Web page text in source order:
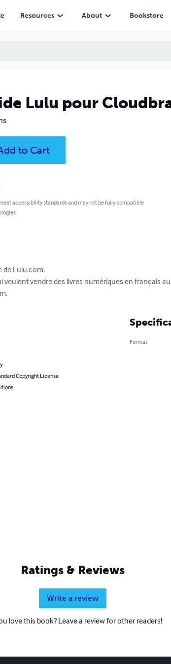
Resources About Bookstore
Lulu pour
to Cart
accessibility standards and may not be fully compatible
de Lulu.com.
veulent vendre des livres numériques en français
Copyright License
Format
Ratings & Reviews
Write a review
love this book? Leave a review for other readers!